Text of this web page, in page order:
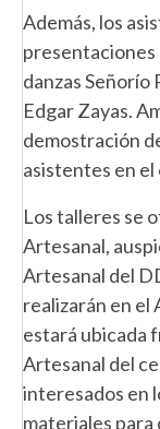
Además, los
presentaciones
danzas Señorío
Edgar Zayas.
demostración
asistentes en
Los talleres se
Artesanal,
Artesanal del
realizarán en el
estará ubicada
Artesanal del
interesados en
materiales